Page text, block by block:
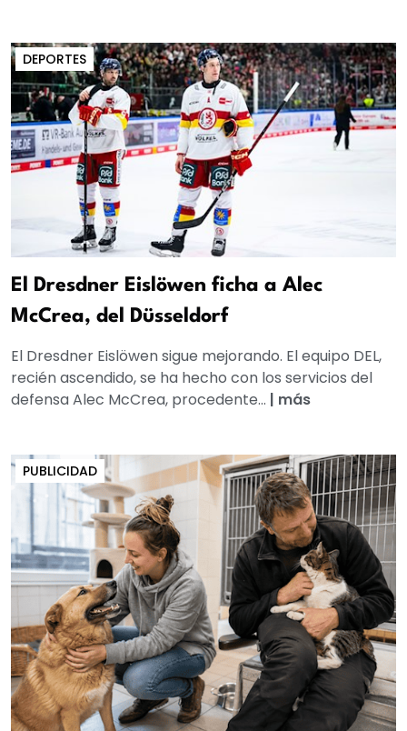
DEPORTES
El Dresdner Eislöwen ficha a Alec
McCrea, del Düsseldorf
El Dresdner Eislöwen sigue mejorando. El equipo DEL,
recién ascendido, se ha hecho con los servicios del
defensa Alec McCrea, procedente... | más
PUBLICIDAD